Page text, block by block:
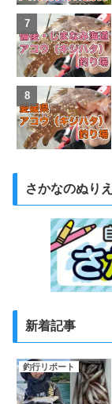
さかなのぬり
新着記事
釣行リポート